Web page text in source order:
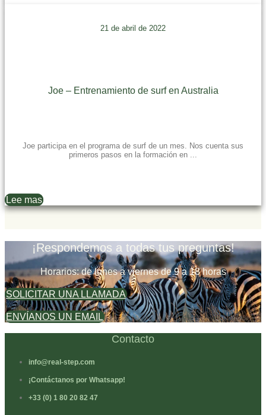
21 de abril de 2022
Joe – Entrenamiento de surf en Australia
Joe participa en el programa de surf de un mes. Nos cuenta sus
primeros pasos en la formación en ...
Lee mas
¡Respondemos a todas tus preguntas!
Horarios: de lunes a viernes de 9 a 18 horas
SOLICITAR UNA LLAMADA
ENVÍANOS UN EMAIL
Contacto
info@real-step.com
¡Contáctanos por Whatsapp!
+33 (0) 1 80 20 82 47